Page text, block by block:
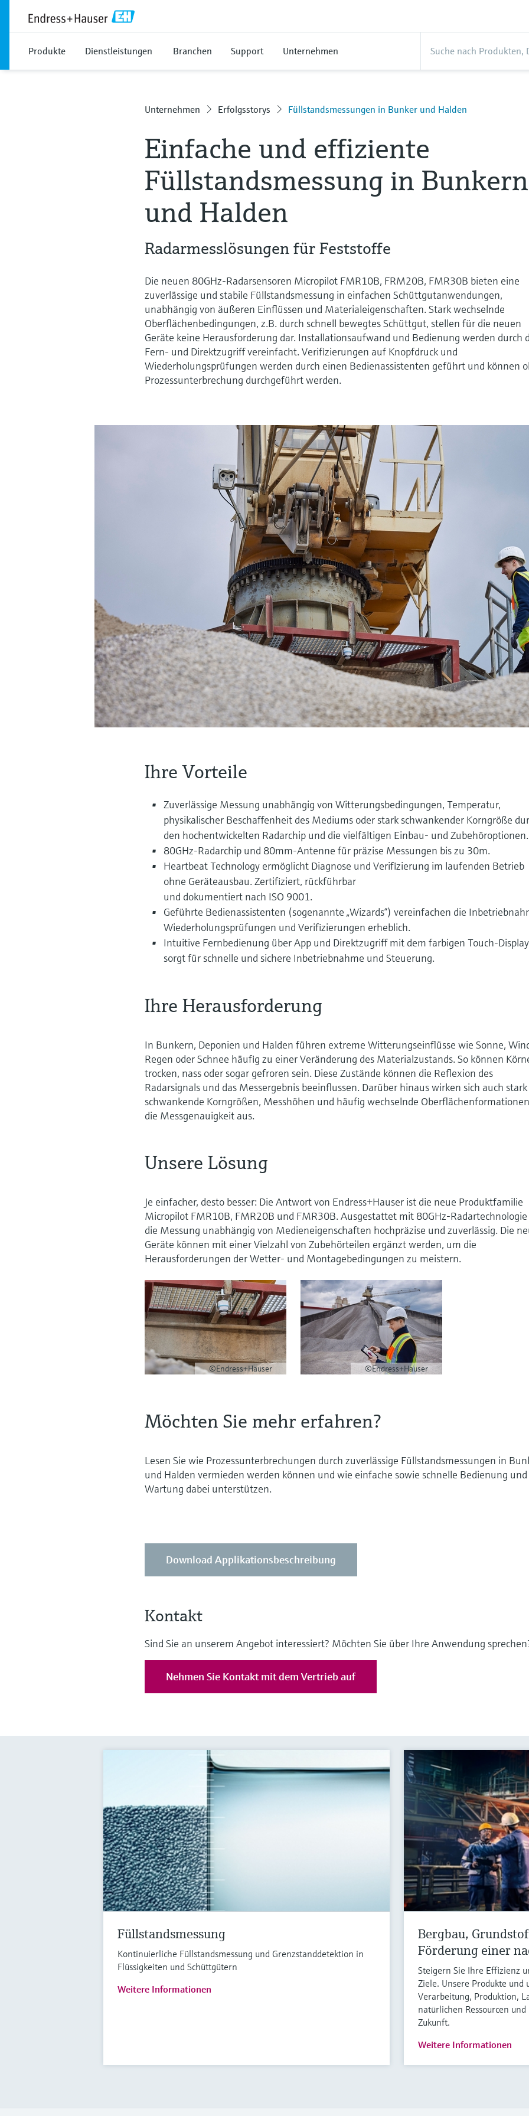
Produkte Dienstleistungen Branchen Support Unternehmen
Unternehmen Erfolgsstorys Füllstandsmessungen in Bunker und Halden
Einfache und effiziente
Füllstandsmessung in Bunkern
und Halden
Radarmesslösungen für Feststoffe
Die neuen 80GHz-Radarsensoren Micropilot FMR10B, FRM20B, FMR30B bieten eine
zuverlässige und stabile Füllstandsmessung in einfachen Schüttgutanwendungen,
unabhängig von äußeren Einflüssen und Materialeigenschaften. Stark wechselnde
Oberflächenbedingungen, z.B. durch schnell bewegtes Schüttgut, stellen für die neuen
Geräte keine Herausforderung dar. Installationsaufwand und Bedienung werden durch
Fern- und Direktzugriff vereinfacht. Verifizierungen auf Knopfdruck und
Wiederholungsprüfungen werden durch einen Bedienassistenten geführt und können
Prozessunterbrechung durchgeführt werden.
Ihre Vorteile
Zuverlässige Messung unabhängig von Witterungsbedingungen, Temperatur,
physikalischer Beschaffenheit des Mediums oder stark schwankender Korngröße
den hochentwickelten Radarchip und die vielfältigen Einbau- und Zubehöroptionen.
80GHz-Radarchip und 80mm-Antenne für präzise Messungen bis zu 30m.
Heartbeat Technology ermöglicht Diagnose und Verifizierung im laufenden Betrieb
ohne Geräteausbau. Zertifiziert, rückführbar
und dokumentiert nach ISO 9001.
Geführte Bedienassistenten (sogenannte „Wizards“) vereinfachen die
Wiederholungsprüfungen und Verifizierungen erheblich.
Intuitive Fernbedienung über App und Direktzugriff mit dem farbigen Touch-Display
sorgt für schnelle und sichere Inbetriebnahme und Steuerung.
Ihre Herausforderung
In Bunkern, Deponien und Halden führen extreme Witterungseinflüsse wie Sonne,
Regen oder Schnee häufig zu einer Veränderung des Materialzustands. So können
trocken, nass oder sogar gefroren sein. Diese Zustände können die Reflexion des
Radarsignals und das Messergebnis beeinflussen. Darüber hinaus wirken sich auch stark
schwankende Korngrößen, Messhöhen und häufig wechselnde
die Messgenauigkeit aus.
Unsere Lösung
Je einfacher, desto besser: Die Antwort von Endress+Hauser ist die neue Produktfamilie
Micropilot FMR10B, FMR20B und FMR30B. Ausgestattet mit 80GHz-
die Messung unabhängig von Medieneigenschaften hochpräzise und zuverlässig. Die
Geräte können mit einer Vielzahl von Zubehörteilen ergänzt werden, um die
Herausforderungen der Wetter- und Montagebedingungen zu meistern.
©Endress+Hauser ©Endress+Hauser
Möchten Sie mehr erfahren?
Lesen Sie wie Prozessunterbrechungen durch zuverlässige Füllstandsmessungen in
und Halden vermieden werden können und wie einfache sowie schnelle Bedienung und
Wartung dabei unterstützen.
Download Applikationsbeschreibung
Kontakt
Sind Sie an unserem Angebot interessiert? Möchten Sie über Ihre Anwendung
Nehmen Sie Kontakt mit dem Vertrieb auf
Füllstandsmessung
Kontinuierliche Füllstandsmessung und Grenzstanddetektion in
Flüssigkeiten und Schüttgütern
Weitere Informationen
Bergbau,
Förderung einer
Steigern Sie Ihre Effizienz
Ziele. Unsere Produkte und
Verarbeitung, Produktion,
natürlichen Ressourcen
Zukunft.
Weitere Informationen